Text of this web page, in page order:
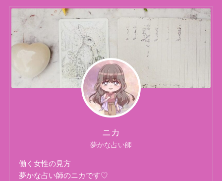
リ
ニカ
夢かな占い師
働く女性の見方
夢かな占い師のニカです♡